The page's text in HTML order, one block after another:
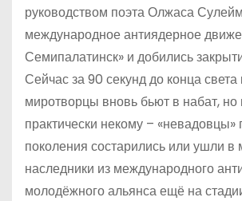
руководством поэта Олжаса
международное антиядерное
Семипалатинск» и добились
Сейчас за 90 секунд до конца света
миротворцы вновь бьют в набат, но
практически некому – «невадовцы»
поколения состарились или ушли в
наследники из международного
молодёжного альянса ещё на